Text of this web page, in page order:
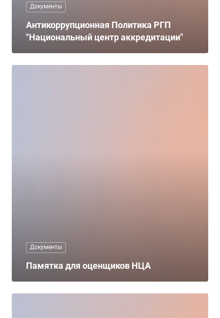
Документы
Антикоррупционная Политика РГП
"Национальный центр аккредитации"
Документы
Памятка для оценщиков НЦА